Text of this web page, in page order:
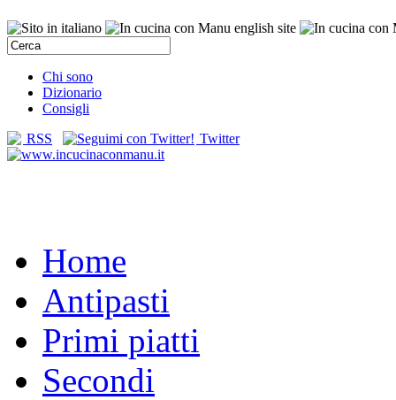
Chi sono
Dizionario
Consigli
RSS
Twitter
Home
Antipasti
Primi piatti
Secondi